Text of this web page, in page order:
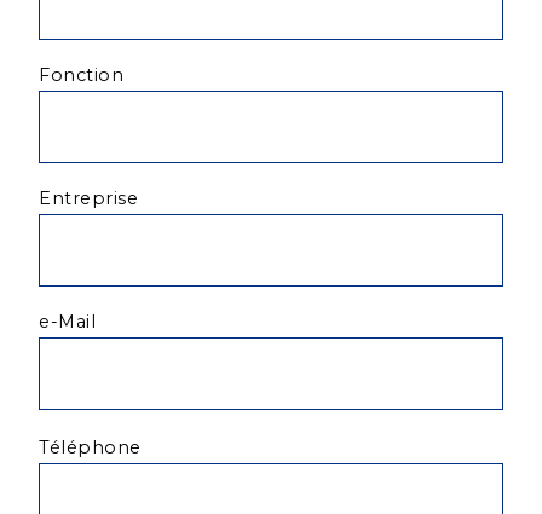
Fonction
Entreprise
e-Mail
laisser
Téléphone